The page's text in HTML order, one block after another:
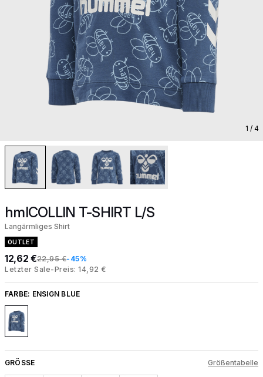
1 / 4
hmlCOLLIN T-SHIRT L/S
Langärmliges Shirt
OUTLET
12,62 €22,95 €-45%
Letzter Sale-Preis: 14,92 €
FARBE: ENSIGN BLUE
GRÖSSE Größentabelle